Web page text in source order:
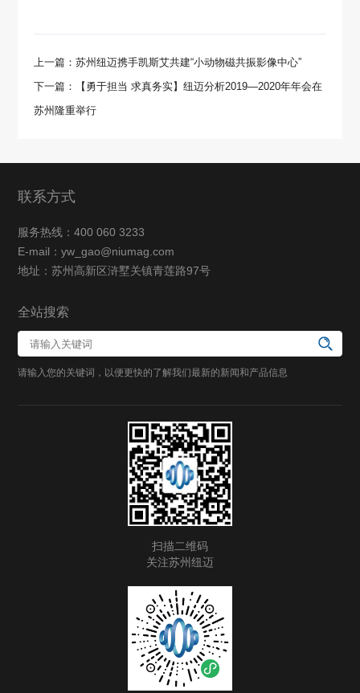
上一篇：苏州纽迈携手凯斯艾共建“小动物磁共振影像中心”
下一篇：【勇于担当 求真务实】纽迈分析2019—2020年年会在
苏州隆重举行
联系方式
服务热线：400 060 3233
E-mail：yw_gao@niumag.com
地址：苏州高新区浒墅关镇青莲路97号
全站搜索
请输入您的关键词，以便更快的了解我们最新的新闻和产品信息
扫描二维码
关注苏州纽迈